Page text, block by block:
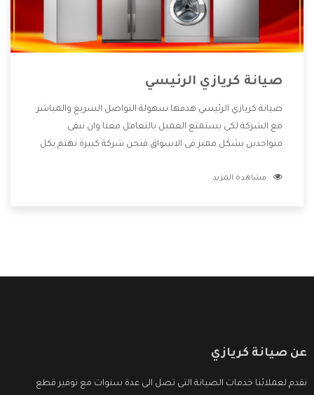
صيانة كريازي الرئيسي
صيانة كريازي الرئيسي هدفها سهولة التواصل السريع والمباشر
مع الشركة لكى يستمتع العميل بالتعامل معنا وان نبقى
متواجدين بشكل مميز فى الاسواق فنحن شركة كبيرة نهتم بكل
الشركة بها والتى تكون منها خدمة الصيانة التى تكون من أهم
مشاهدة المزيد
عن صيانة كريازي
نقدم لعملائنا خدمات الصيانة التى تصل الى عدة سنوات مع توفير قطع